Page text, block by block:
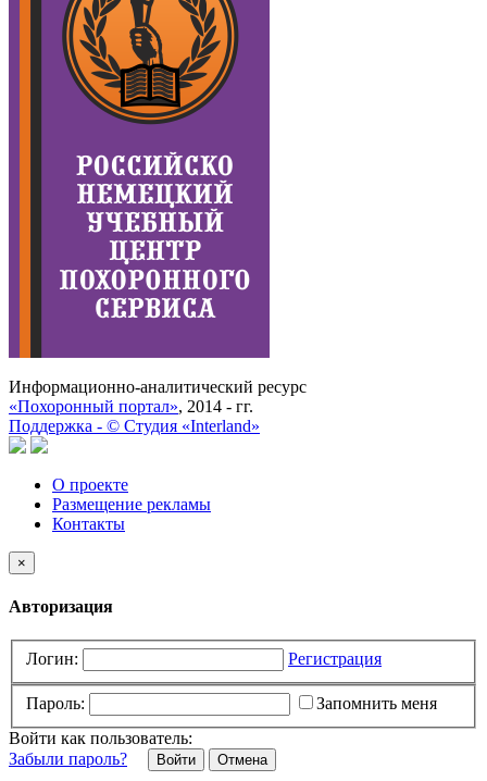
Информационно-аналитический ресурс
«Похоронный портал», 2014 - гг.
Поддержка - © Cтудия «Interland»
О проекте
Размещение рекламы
Контакты
×
Авторизация
Логин: Регистрация
Пароль:
Запомнить меня
Войти как пользователь:
Забыли пароль?
Отмена